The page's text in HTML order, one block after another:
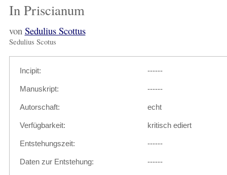
In Priscianum
von Sedulius Scottus
Sedulius Scotus
Incipit: ------
Manuskript: ------
Autorschaft: echt
Verfügbarkeit: kritisch ediert
Entstehungszeit: ------
Daten zur Entstehung: ------